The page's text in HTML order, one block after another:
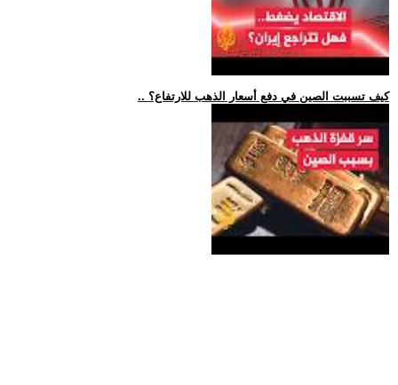
.. كيف تسببت الصين في دفع أسعار الذهب للارتفاع؟